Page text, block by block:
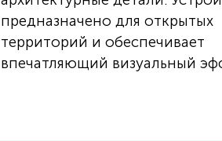
предназначено для открытых
территорий и обеспечивает
впечатляющий визуальный